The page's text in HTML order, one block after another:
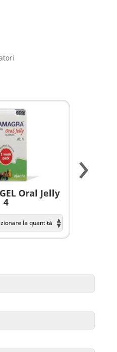
Oral Jelly
4
›